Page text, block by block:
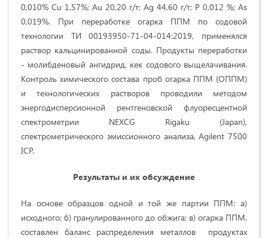
0,010% Cu 1,57%; Au 20,20 г/т; Ag 44,60 г/т; P 0,012 %; As
0,019%. При переработке огарка ППМ по содовой
технологии ТИ 00193950-71-04-014:2019, применялся
раствор кальцинированной соды. Продукты переработки
- молибденовый ангидрид, кек содового выщелачивания.
Контроль химического состава проб огарка ППМ (ОППМ)
и технологических растворов проводили методом
энергодисперсионной рентгеновской флуоресцентной
спектрометрии NEXCG Rigaku (Japan),
спектрометрического эмиссионного анализа, Agilent 7500
IСP.
Результаты и их обсуждение
На основе образцов одной и той же партии ППМ: а)
исходного; б) гранулированного до обжига; в) огарка ППМ,
составлен баланс распределения металлов продуктах